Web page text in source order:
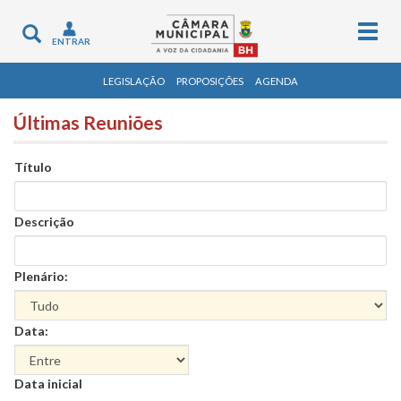
Toggle
navigation
ENTRAR
LEGISLAÇÃO PROPOSIÇÕES AGENDA
Últimas Reuniões
Título
Descrição
Plenário:
Data:
Data
Data inicial